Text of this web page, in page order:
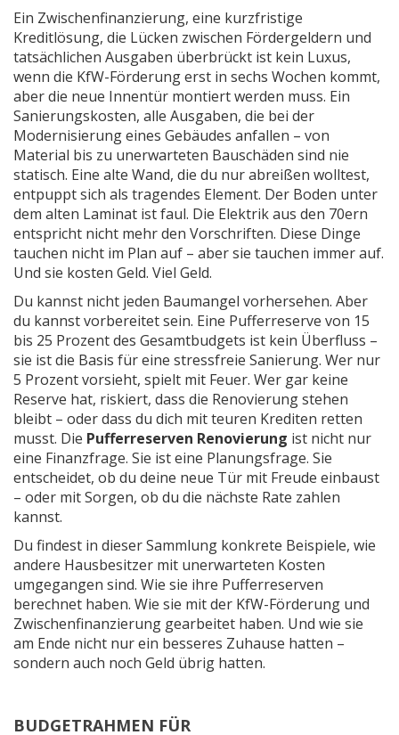
Ein Zwischenfinanzierung, eine kurzfristige
Kreditlösung, die Lücken zwischen Fördergeldern und
tatsächlichen Ausgaben überbrückt ist kein Luxus,
wenn die KfW-Förderung erst in sechs Wochen kommt,
aber die neue Innentür montiert werden muss. Ein
Sanierungskosten, alle Ausgaben, die bei der
Modernisierung eines Gebäudes anfallen – von
Material bis zu unerwarteten Bauschäden sind nie
statisch. Eine alte Wand, die du nur abreißen wolltest,
entpuppt sich als tragendes Element. Der Boden unter
dem alten Laminat ist faul. Die Elektrik aus den 70ern
entspricht nicht mehr den Vorschriften. Diese Dinge
tauchen nicht im Plan auf – aber sie tauchen immer auf.
Und sie kosten Geld. Viel Geld.
Du kannst nicht jeden Baumangel vorhersehen. Aber
du kannst vorbereitet sein. Eine Pufferreserve von 15
bis 25 Prozent des Gesamtbudgets ist kein Überfluss –
sie ist die Basis für eine stressfreie Sanierung. Wer nur
5 Prozent vorsieht, spielt mit Feuer. Wer gar keine
Reserve hat, riskiert, dass die Renovierung stehen
bleibt – oder dass du dich mit teuren Krediten retten
musst. Die Pufferreserven Renovierung ist nicht nur
eine Finanzfrage. Sie ist eine Planungsfrage. Sie
entscheidet, ob du deine neue Tür mit Freude einbaust
– oder mit Sorgen, ob du die nächste Rate zahlen
kannst.
Du findest in dieser Sammlung konkrete Beispiele, wie
andere Hausbesitzer mit unerwarteten Kosten
umgegangen sind. Wie sie ihre Pufferreserven
berechnet haben. Wie sie mit der KfW-Förderung und
Zwischenfinanzierung gearbeitet haben. Und wie sie
am Ende nicht nur ein besseres Zuhause hatten –
sondern auch noch Geld übrig hatten.
BUDGETRAHMEN FÜR